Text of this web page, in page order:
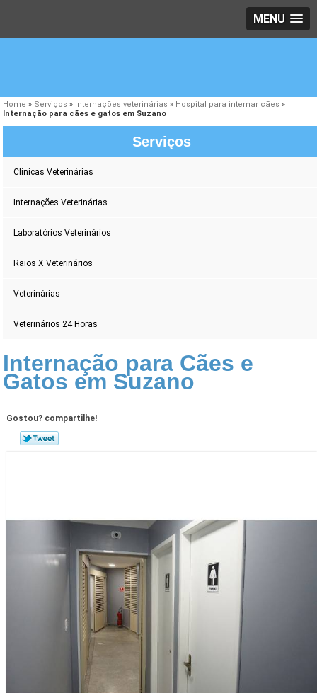
MENU
Home » Serviços» Internações veterinárias» Hospital para internar cães»
Internação para cães e gatos em Suzano
Serviços
Clínicas Veterinárias
Internações Veterinárias
Laboratórios Veterinários
Raios X Veterinários
Veterinárias
Veterinários 24 Horas
Internação para Cães e
Gatos em Suzano
Gostou? compartilhe!